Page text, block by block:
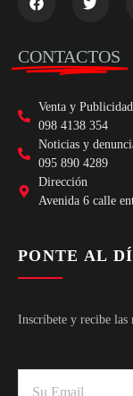
CONTACTOS
Venta y Publicidad
098 4138 354
Noticias y
095 890 4289
Dirección
Avenida 6 calle
PONTE AL
Inscríbete y recibe las